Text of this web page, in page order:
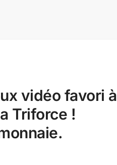
vidéo favori à
Triforce !